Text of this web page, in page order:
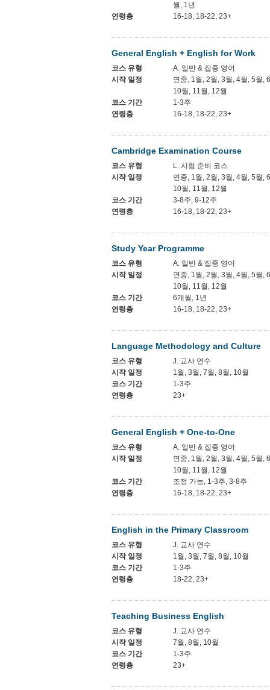
월, 1년
연령층
16-18, 18-22, 23+
General English + English for Work
코스 유형
A. 일반 & 집중 영어
시작 일정
연중, 1월, 2월, 3월, 4월, 5월,
10월, 11월, 12월
코스 기간
1-3주
연령층
16-18, 18-22, 23+
Cambridge Examination Course
코스 유형
L. 시험 준비 코스
시작 일정
연중, 1월, 2월, 3월, 4월, 5월,
10월, 11월, 12월
코스 기간
3-8주, 9-12주
연령층
16-18, 18-22, 23+
Study Year Programme
코스 유형
A. 일반 & 집중 영어
시작 일정
연중, 1월, 2월, 3월, 4월, 5월,
10월, 11월, 12월
코스 기간
6개월, 1년
연령층
16-18, 18-22, 23+
Language Methodology and Culture
코스 유형
J. 교사 연수
시작 일정
1월, 3월, 7월, 8월, 10월
코스 기간
1-3주
연령층
23+
General English + One-to-One
코스 유형
A. 일반 & 집중 영어
시작 일정
연중, 1월, 2월, 3월, 4월, 5월,
10월, 11월, 12월
코스 기간
조정 가능, 1-3주, 3-8주
연령층
16-18, 18-22, 23+
English in the Primary Classroom
코스 유형
J. 교사 연수
시작 일정
1월, 3월, 7월, 8월, 10월
코스 기간
1-3주
연령층
18-22, 23+
Teaching Business English
코스 유형
J. 교사 연수
시작 일정
7월, 8월, 10월
코스 기간
1-3주
연령층
23+